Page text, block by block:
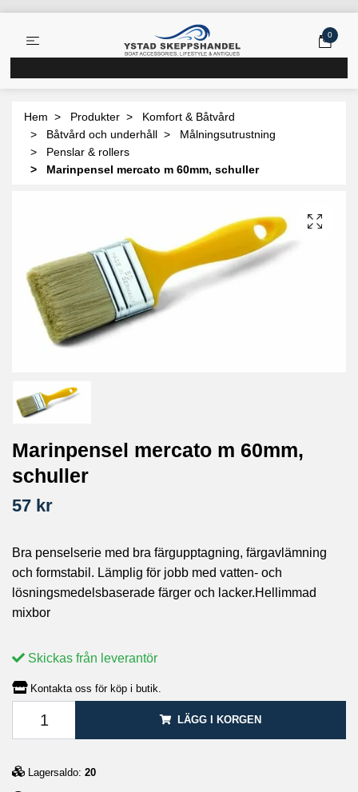
0
Hem Produkter
Komfort & Båtvård
Båtvård och underhåll
Målningsutrustning
Penslar & rollers
Marinpensel mercato m 60mm, schuller
Marinpensel mercato m 60mm,
schuller
57 kr
Bra penselserie med bra färgupptagning, färgavlämning
och formstabil. Lämplig för jobb med vatten- och
lösningsmedelsbaserade färger och lacker.Hellimmad
mixbor
Skickas från leverantör
Kontakta oss för köp i butik.
LÄGG I KORGEN
Lagersaldo: 20